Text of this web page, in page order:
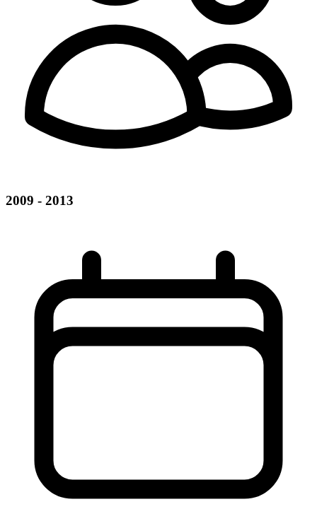
2009 - 2013